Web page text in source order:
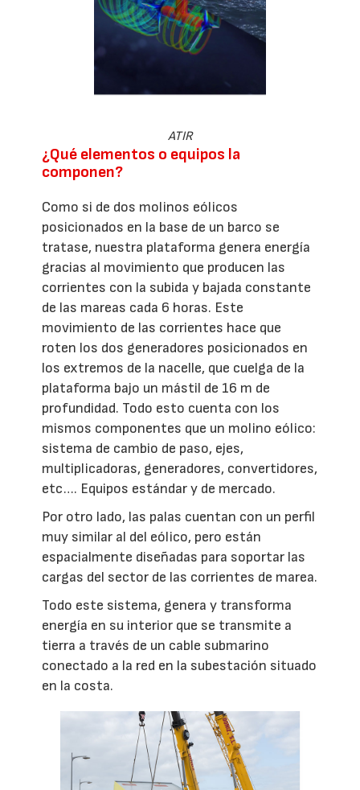
ATIR
¿Qué elementos o equipos la
componen?
Como si de dos molinos eólicos
posicionados en la base de un barco se
tratase, nuestra plataforma genera energía
gracias al movimiento que producen las
corrientes con la subida y bajada constante
de las mareas cada 6 horas. Este
movimiento de las corrientes hace que
roten los dos generadores posicionados en
los extremos de la nacelle, que cuelga de la
plataforma bajo un mástil de 16 m de
profundidad. Todo esto cuenta con los
mismos componentes que un molino eólico:
sistema de cambio de paso, ejes,
multiplicadoras, generadores, convertidores,
etc…. Equipos estándar y de mercado.
Por otro lado, las palas cuentan con un perfil
muy similar al del eólico, pero están
espacialmente diseñadas para soportar las
cargas del sector de las corrientes de marea.
Todo este sistema, genera y transforma
energía en su interior que se transmite a
tierra a través de un cable submarino
conectado a la red en la subestación situado
en la costa.